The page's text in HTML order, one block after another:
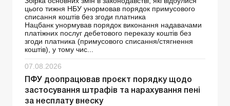
цього тижня НБУ унормовав порядок примусового
списання коштів без згоди платника
Нацбанк унормував порядок виконання надавачами
платіжних послуг дебетового переказу коштів без
згоди платника (примусового списання/стягнення
коштів), у тому чис...
07.08.2026
ПФУ доопрацював проєкт порядку щодо
застосування штрафів та нарахування пені
за несплату внеску